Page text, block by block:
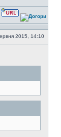
2015, 14:10